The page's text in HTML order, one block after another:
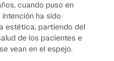
cuando puso en
ha sido
estética, partiendo del
de los pacientes e
vean en el espejo.